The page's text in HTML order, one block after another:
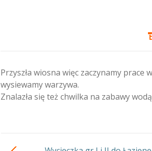
Przyszła wiosna więc zaczynamy
wysiewamy warzywa.
Znalazła się też chwilka na zabawy